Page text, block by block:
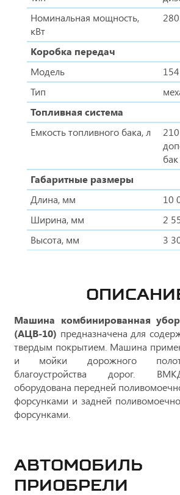
Номинальная мощность,
кВт
280
Коробка передач
Модель
154
Тип
Топливная система
Емкость топливного бака, л
Габаритные размеры
Длина, мм
10
Ширина, мм
2
Высота, мм
3
Машина комбинированная
(АЦВ-10) предназначена для
твердым покрытием. Машина
и мойки дорожного
благоустройства дорог.
оборудована передней
форсунками и задней
форсунками.
Автомобиль
приобрели